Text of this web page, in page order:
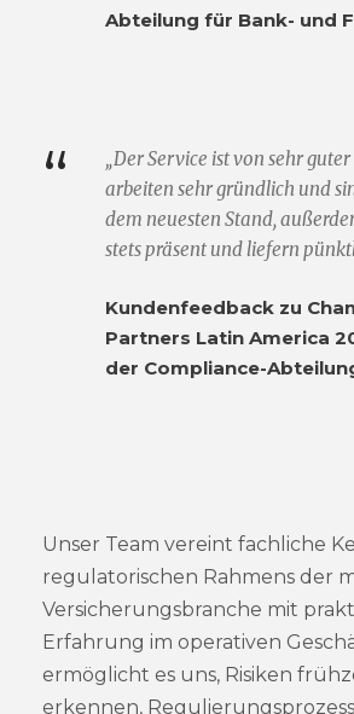
Abteilung für Bank- und
“
„Der Service ist von sehr
arbeiten sehr gründlich und
dem neuesten Stand,
stets präsent und liefern
Kundenfeedback zu
Partners Latin America
der Compliance-
Unser Team vereint fachliche
regulatorischen Rahmens der
Versicherungsbranche mit
Erfahrung im operativen
ermöglicht es uns, Risiken
erkennen,